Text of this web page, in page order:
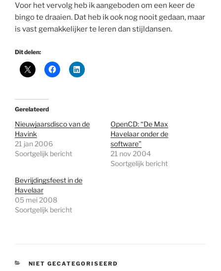
Voor het vervolg heb ik aangeboden om een keer de
bingo te draaien. Dat heb ik ook nog nooit gedaan, maar
is vast gemakkelijker te leren dan stijldansen.
Dit delen:
Gerelateerd
Nieuwjaarsdisco van de
Havink
21 jan 2006
Soortgelijk bericht
OpenCD: “De Max
Havelaar onder de
software”
21 nov 2004
Soortgelijk bericht
Bevrijdingsfeest in de
Havelaar
05 mei 2008
Soortgelijk bericht
CATEGORIEËN
NIET GECATEGORISEERD